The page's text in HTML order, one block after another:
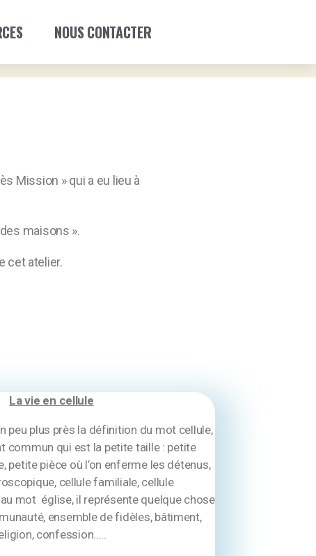
NOUS CONTACTER
Mission » qui a eu lieu à
maisons ».
cet atelier.
La vie en cellule
peu plus près la définition du mot cellule,
commun qui est la petite taille : petite
petite pièce où l’on enferme les détenus,
cellule familiale, cellule
mot église, il représente quelque chose
ensemble de fidèles, bâtiment,
confession…..